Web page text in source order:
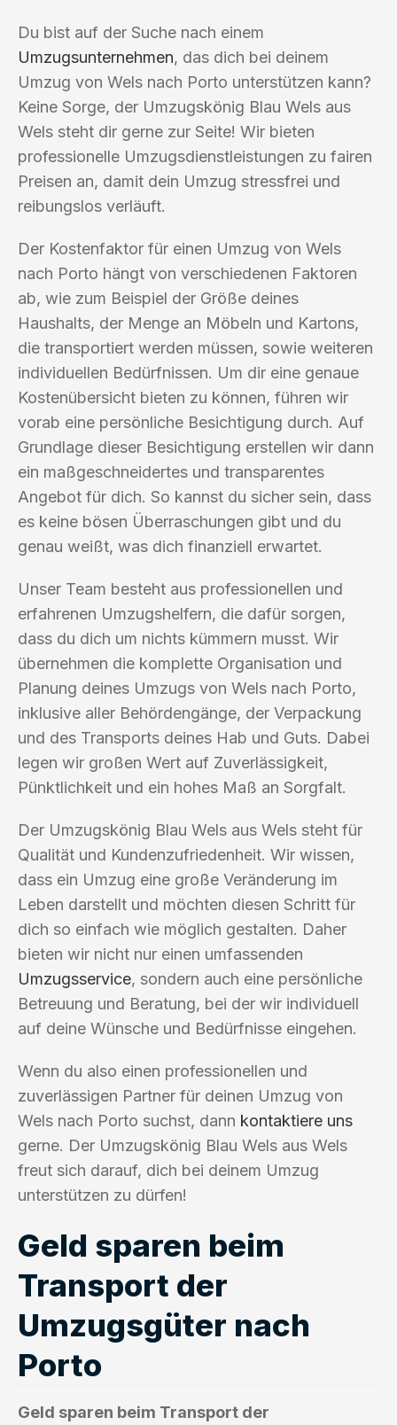
Du bist auf der Suche nach einem
Umzugsunternehmen, das dich bei deinem
Umzug von Wels nach Porto unterstützen kann?
Keine Sorge, der Umzugskönig Blau Wels aus
Wels steht dir gerne zur Seite! Wir bieten
professionelle Umzugsdienstleistungen zu fairen
Preisen an, damit dein Umzug stressfrei und
reibungslos verläuft.
Der Kostenfaktor für einen Umzug von Wels
nach Porto hängt von verschiedenen Faktoren
ab, wie zum Beispiel der Größe deines
Haushalts, der Menge an Möbeln und Kartons,
die transportiert werden müssen, sowie weiteren
individuellen Bedürfnissen. Um dir eine genaue
Kostenübersicht bieten zu können, führen wir
vorab eine persönliche Besichtigung durch. Auf
Grundlage dieser Besichtigung erstellen wir dann
ein maßgeschneidertes und transparentes
Angebot für dich. So kannst du sicher sein, dass
es keine bösen Überraschungen gibt und du
genau weißt, was dich finanziell erwartet.
Unser Team besteht aus professionellen und
erfahrenen Umzugshelfern, die dafür sorgen,
dass du dich um nichts kümmern musst. Wir
übernehmen die komplette Organisation und
Planung deines Umzugs von Wels nach Porto,
inklusive aller Behördengänge, der Verpackung
und des Transports deines Hab und Guts. Dabei
legen wir großen Wert auf Zuverlässigkeit,
Pünktlichkeit und ein hohes Maß an Sorgfalt.
Der Umzugskönig Blau Wels aus Wels steht für
Qualität und Kundenzufriedenheit. Wir wissen,
dass ein Umzug eine große Veränderung im
Leben darstellt und möchten diesen Schritt für
dich so einfach wie möglich gestalten. Daher
bieten wir nicht nur einen umfassenden
Umzugsservice, sondern auch eine persönliche
Betreuung und Beratung, bei der wir individuell
auf deine Wünsche und Bedürfnisse eingehen.
Wenn du also einen professionellen und
zuverlässigen Partner für deinen Umzug von
Wels nach Porto suchst, dann kontaktiere uns
gerne. Der Umzugskönig Blau Wels aus Wels
freut sich darauf, dich bei deinem Umzug
unterstützen zu dürfen!
Geld sparen beim
Transport der
Umzugsgüter nach
Porto
Geld sparen beim Transport der